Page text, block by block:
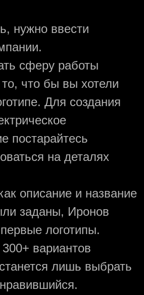
нужно ввести
сферу работы
что бы вы хотели
Для создания
постарайтесь
на деталях
описание и название
заданы, Иронов
логотипы.
вариантов
лишь выбрать